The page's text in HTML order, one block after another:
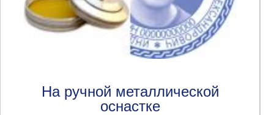
На ручной металлической
оснастке